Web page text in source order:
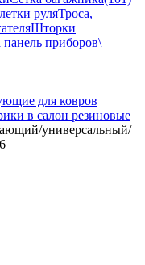
руляТроса,
Шторки
приборов\
для ковров
в салон резиновые
универсальный/